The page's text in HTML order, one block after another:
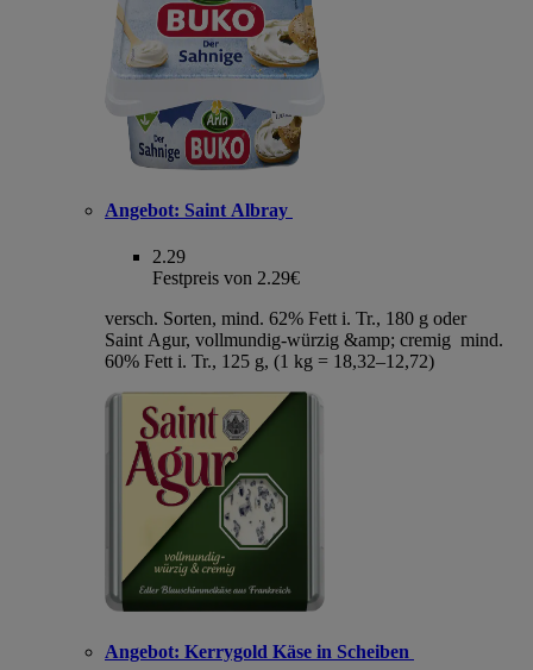
Angebot: Saint Albray
2.29
Festpreis von 2.29€
versch. Sorten, mind. 62% Fett i. Tr., 180 g oder
Saint Agur, vollmundig-würzig &amp; cremig mind.
60% Fett i. Tr., 125 g, (1 kg = 18,32–12,72)
Angebot: Kerrygold Käse in Scheiben